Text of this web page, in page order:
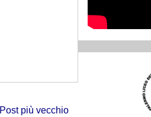
Post più vecchio